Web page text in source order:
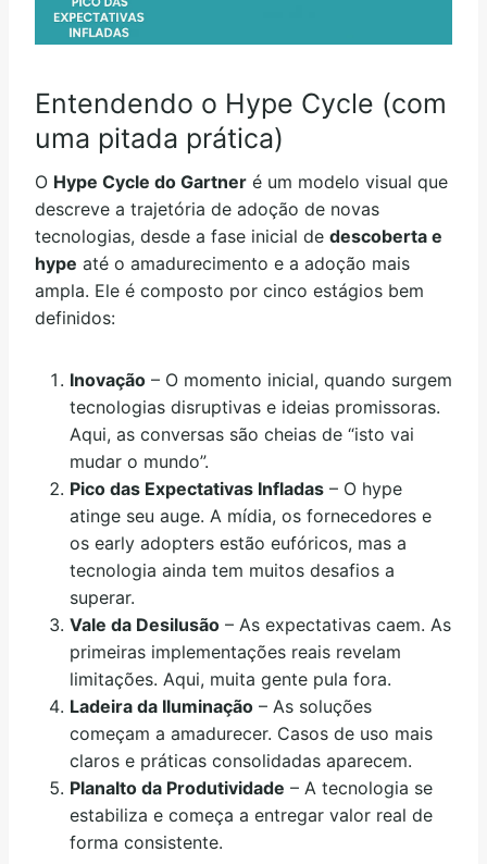
Entendendo o Hype Cycle (com
uma pitada prática)
O Hype Cycle do Gartner é um modelo visual que
descreve a trajetória de adoção de novas
tecnologias, desde a fase inicial de descoberta e
hype até o amadurecimento e a adoção mais
ampla. Ele é composto por cinco estágios bem
definidos:
Inovação – O momento inicial, quando surgem
tecnologias disruptivas e ideias promissoras.
Aqui, as conversas são cheias de “isto vai
mudar o mundo”.
Pico das Expectativas Infladas – O hype
atinge seu auge. A mídia, os fornecedores e
os early adopters estão eufóricos, mas a
tecnologia ainda tem muitos desafios a
superar.
Vale da Desilusão – As expectativas caem. As
primeiras implementações reais revelam
limitações. Aqui, muita gente pula fora.
Ladeira da Iluminação – As soluções
começam a amadurecer. Casos de uso mais
claros e práticas consolidadas aparecem.
Planalto da Produtividade – A tecnologia se
estabiliza e começa a entregar valor real de
forma consistente.